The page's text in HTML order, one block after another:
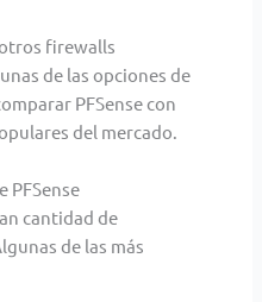
firewalls
de las opciones de
PFSense con
del mercado.
PFSense
cantidad de
de las más